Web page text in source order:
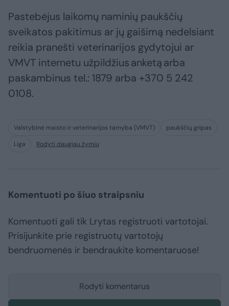
Pastebėjus laikomų naminių paukščių
sveikatos pakitimus ar jų gaišimą nedelsiant
reikia pranešti veterinarijos gydytojui ar
VMVT internetu užpildžius anketą arba
paskambinus tel.: 1879 arba +370 5 242
0108.
Valstybinė maisto ir veterinarijos tarnyba (VMVT)
paukščių gripas
Liga
Rodyti daugiau žymių
Komentuoti po šiuo straipsniu
Komentuoti gali tik Lrytas registruoti vartotojai.
Prisijunkite prie registruotų vartotojų
bendruomenės ir bendraukite komentaruose!
Rodyti komentarus